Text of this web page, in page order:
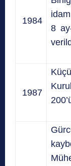
1984
8
1987